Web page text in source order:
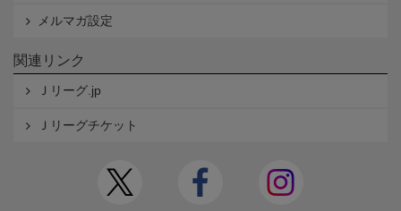
メルマガ設定
関連リンク
Ｊリーグ.jp
Ｊリーグチケット